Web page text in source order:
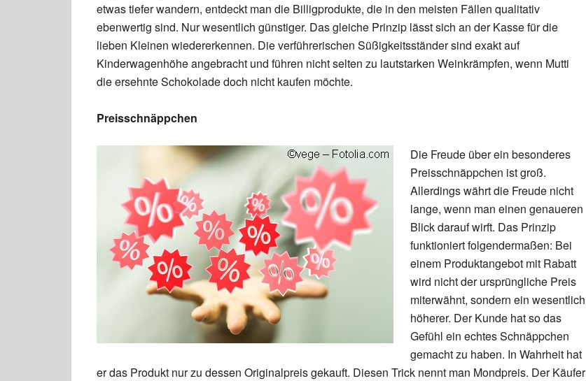
etwas tiefer wandern, entdeckt man die Billigprodukte, die in den meisten Fällen qualitativ
ebenwertig sind. Nur wesentlich günstiger. Das gleiche Prinzip lässt sich an der Kasse für die
lieben Kleinen wiedererkennen. Die verführerischen Süßigkeitsständer sind exakt auf
Kinderwagenhöhe angebracht und führen nicht selten zu lautstarken Weinkrämpfen, wenn Mutti
die ersehnte Schokolade doch nicht kaufen möchte.
Preisschnäppchen
Die Freude über ein besonderes
Preisschnäppchen ist groß.
Allerdings währt die Freude nicht
lange, wenn man einen genaueren
Blick darauf wirft. Das Prinzip
funktioniert folgendermaßen: Bei
einem Produktangebot mit Rabatt
wird nicht der ursprüngliche Preis
miterwähnt, sondern ein wesentlich
höherer. Der Kunde hat so das
Gefühl ein echtes Schnäppchen
gemacht zu haben. In Wahrheit hat
er das Produkt nur zu dessen Originalpreis gekauft. Diesen Trick nennt man Mondpreis. Der Käufer